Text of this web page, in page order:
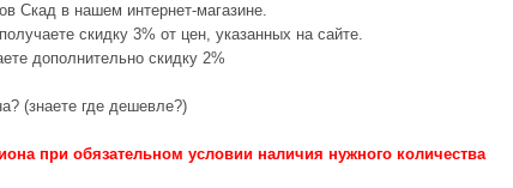
Скад в нашем интернет-магазине.
скидку 3% от цен, указанных на сайте.
дополнительно скидку 2%
(знаете где дешевле?)
при обязательном условии наличия нужного количества